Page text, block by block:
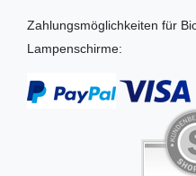
Zahlungsmöglichkeiten für
Lampenschirme: